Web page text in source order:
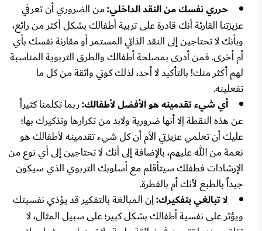
حرري نفسك من النقد الداخلي:من الضروري أن تعرفي
عزيزتنا القارئة أنك قادرة على تربية أطفالك بشكل أكثر من رائع،
وبأنك لا تحتاجين إلى النقد الذاتي المستمر أو مقارنة نفسك بأي
أم أخرى. فمن أدرى بمصلحة أطفالك والطرق التربوية المناسبة
لهم أكثر منك! بالتأكيد لا أحد، لذلك كوني واثقة من كل ما
تفعلينه.
أي شيء تقدمينه هو الأفضل لأطفالك:ربما تكلمنا كثيراً
عن هذه النقطة إلا أنها ضرورية ولابد من تكرارها وتذكيرك بها؛
عليك أن تعلمي عزيزتي الأم أن كل شيء تقدمينه لأطفالك هو
نعمة من الله عليهم، بالإضافة إلى أنك لا تحتاجين إلى أي نوع من
الإرشادات فطفلك سيتأقلم مع أسلوبك التربوي الذي سيكون
جيداً بالطبع لأنك أم بالفطرة.
لا تبالغي بتفكيرك:إن المبالغة بالتفكير قد يؤذي نفسيتك
ويؤثر على نفسية أطفالك بشكل كبير؛ على سبيل المثال، لا